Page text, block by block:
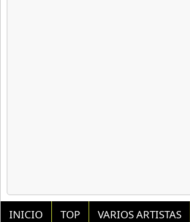
INICIO TOP
VARIOS ARTISTAS